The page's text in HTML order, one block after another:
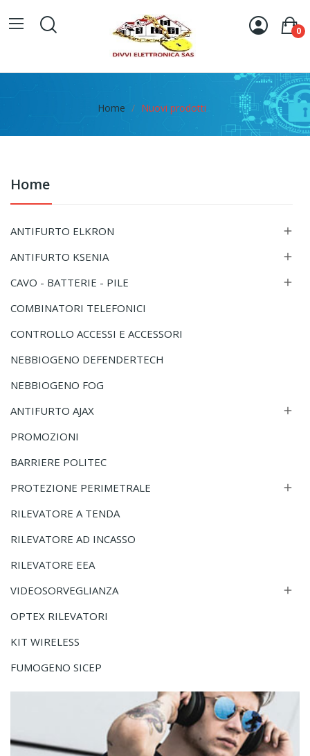
0
Home Nuovi prodotti
Home
ANTIFURTO ELKRON 
ANTIFURTO KSENIA 
CAVO - BATTERIE - PILE 
COMBINATORI TELEFONICI
CONTROLLO ACCESSI E ACCESSORI
NEBBIOGENO DEFENDERTECH
NEBBIOGENO FOG
ANTIFURTO AJAX

PROMOZIONI
BARRIERE POLITEC
PROTEZIONE PERIMETRALE

RILEVATORE A TENDA
RILEVATORE AD INCASSO
RILEVATORE EEA
VIDEOSORVEGLIANZA

OPTEX RILEVATORI
KIT WIRELESS
FUMOGENO SICEP